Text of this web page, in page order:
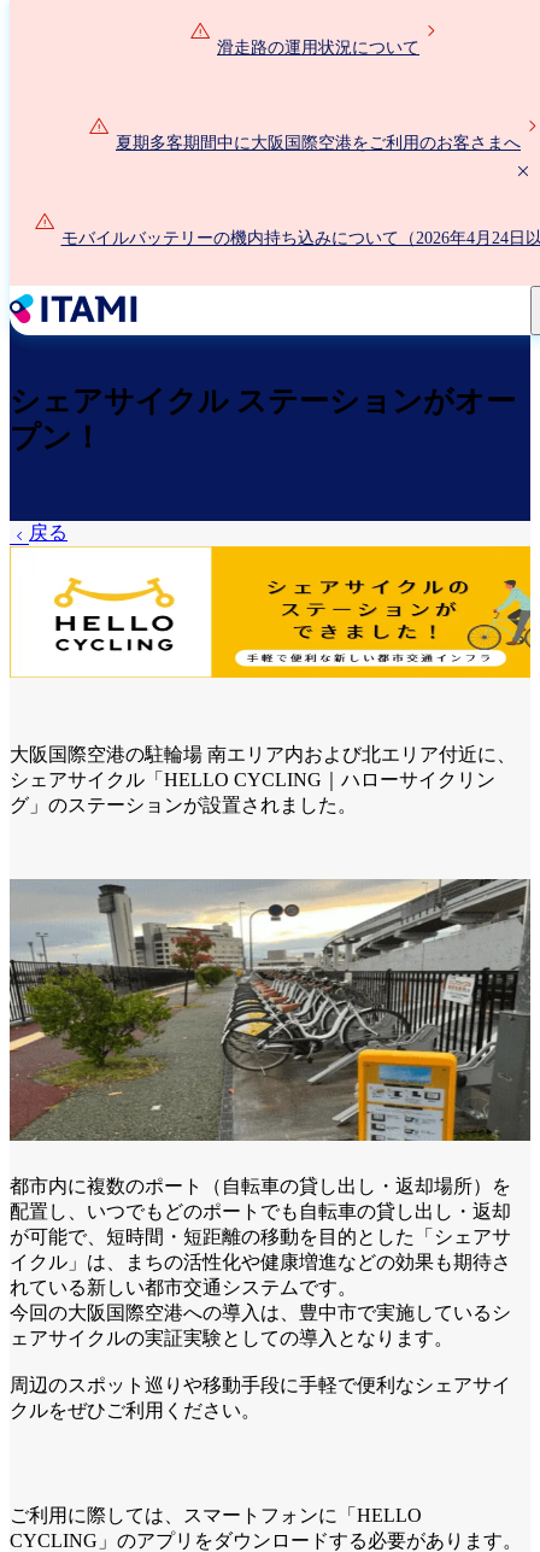
滑走路の運用状況について
夏期多客期間中に大阪国際空港をご利用のお客さまへ
モバイルバッテリーの機内持ち込みについて（2026年4月24日
シェアサイクル ステーションがオー
プン！
戻る
大阪国際空港の駐輪場 南エリア内および北エリア付近に、
シェアサイクル「HELLO CYCLING｜ハローサイクリン
グ」のステーションが設置されました。
都市内に複数のポート（自転車の貸し出し・返却場所）を
配置し、いつでもどのポートでも自転車の貸し出し・返却
が可能で、短時間・短距離の移動を目的とした「シェアサ
イクル」は、まちの活性化や健康増進などの効果も期待さ
れている新しい都市交通システムです。
今回の大阪国際空港への導入は、豊中市で実施しているシ
ェアサイクルの実証実験としての導入となります。
周辺のスポット巡りや移動手段に手軽で便利なシェアサイ
クルをぜひご利用ください。
ご利用に際しては、スマートフォンに「HELLO
CYCLING」のアプリをダウンロードする必要があります。